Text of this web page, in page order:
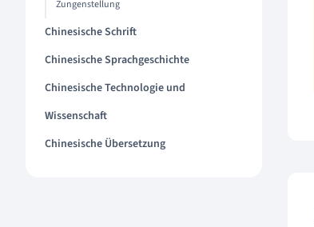
Zungenstellung
Chinesische Schrift
Chinesische Sprachgeschichte
Chinesische Technologie und
Wissenschaft
Chinesische Übersetzung